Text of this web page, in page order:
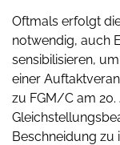
Oftmals erfolgt
notwendig, auch
sensibilisieren,
einer
zu FGM/C am 20.
Beschneidung zu